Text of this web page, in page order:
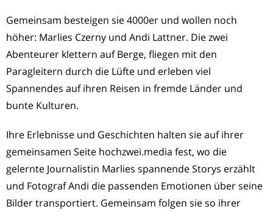
Gemeinsam besteigen sie 4000er und wollen noch
höher: Marlies Czerny und Andi Lattner. Die zwei
Abenteurer klettern auf Berge, fliegen mit den
Paragleitern durch die Lüfte und erleben viel
Spannendes auf ihren Reisen in fremde Länder und
bunte Kulturen.
Ihre Erlebnisse und Geschichten halten sie auf ihrer
gemeinsamen Seite hochzwei.media fest, wo die
gelernte Journalistin Marlies spannende Storys erzählt
und Fotograf Andi die passenden Emotionen über seine
Bilder transportiert. Gemeinsam folgen sie so ihrer